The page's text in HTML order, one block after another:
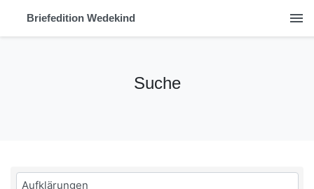
Briefedition Wedekind menu
Suche
Bitte geben Sie hier ihren Suchbegriff ein: